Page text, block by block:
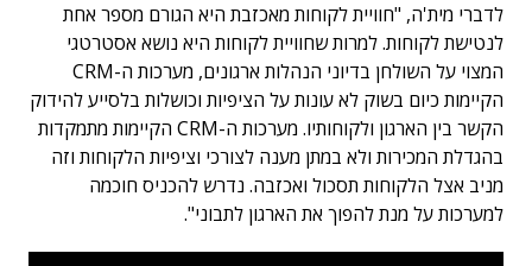
לדברי מית'ה, "חוויית לקוחות מאכזבת היא הגורם מספר אחת
לנטישת לקוחות. למרות שחוויית לקוחות היא נושא אסטרטגי
המצוי על השולחן בדיוני הנהלות ארגונים, מערכות ה-CRM
הקיימות כיום בשוק לא עונות על הציפיות וכושלות בלסייע להידוק
הקשר בין הארגון ולקוחותיו. מערכות ה-CRM הקיימות מתמקדות
בהגדלת המכירות ולא במתן מענה לצורכי וציפיות הלקוחות וזה
מניב אצל הלקוחות תסכול ואכזבה. נדרש להכניס חוכמה
למערכות על מנת להפוך את הארגון לתבוני".